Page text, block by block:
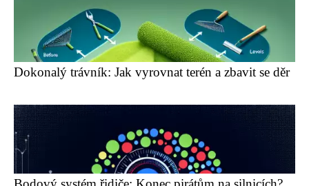
Dokonalý trávník: Jak vyrovnat terén a zbavit se děr